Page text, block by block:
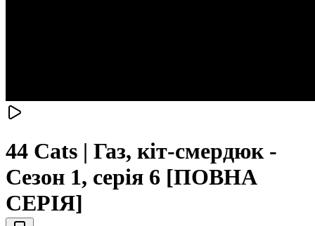
44 Cats | Газ, кіт-смердюк -
Сезон 1, серія 6 [ПОВНА
СЕРІЯ]